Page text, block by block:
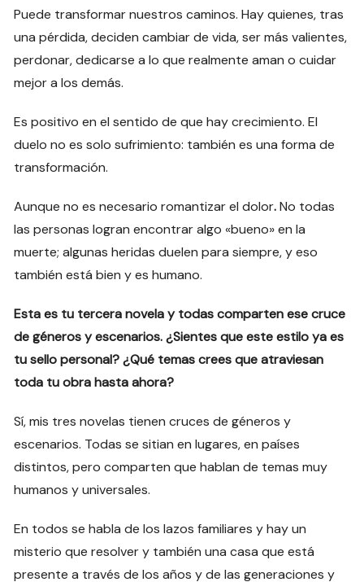
Puede transformar nuestros caminos. Hay quienes, tras
una pérdida, deciden cambiar de vida, ser más valientes,
perdonar, dedicarse a lo que realmente aman o cuidar
mejor a los demás.
Es positivo en el sentido de que hay crecimiento. El
duelo no es solo sufrimiento: también es una forma de
transformación.
Aunque no es necesario romantizar el dolor.No todas
las personas logran encontrar algo «bueno» en la
muerte; algunas heridas duelen para siempre, y eso
también está bien y es humano.
Esta es tu tercera novela y todas comparten ese cruce
de géneros y escenarios. ¿Sientes que este estilo ya es
tu sello personal? ¿Qué temas crees que atraviesan
toda tu obra hasta ahora?
Sí, mis tres novelas tienen cruces de géneros y
escenarios. Todas se sitian en lugares, en países
distintos, pero comparten que hablan de temas muy
humanos y universales.
En todos se habla de los lazos familiares y hay un
misterio que resolver y también una casa que está
presente a través de los años y de las generaciones y